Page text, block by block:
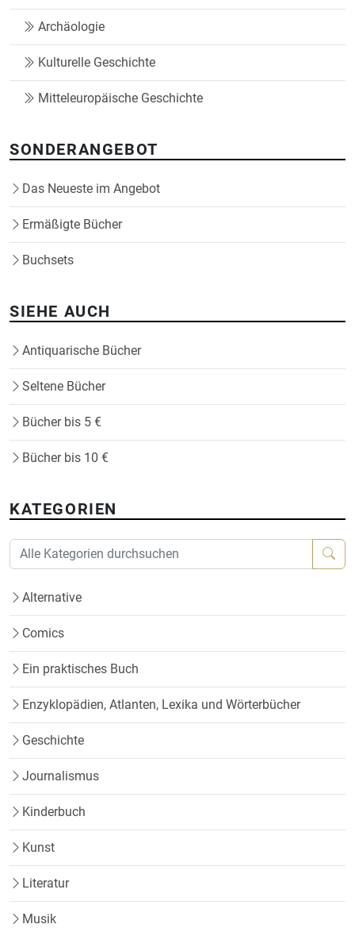
Archäologie
Kulturelle Geschichte
Mitteleuropäische Geschichte
SONDERANGEBOT
Das Neueste im Angebot
Ermäßigte Bücher
Buchsets
SIEHE AUCH
Antiquarische Bücher
Seltene Bücher
Bücher bis 5 €
Bücher bis 10 €
KATEGORIEN
Alternative
Comics
Ein praktisches Buch
Enzyklopädien, Atlanten, Lexika und Wörterbücher
Geschichte
Journalismus
Kinderbuch
Kunst
Literatur
Musik